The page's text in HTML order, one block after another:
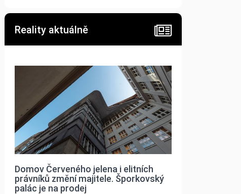
Reality aktuálně
Domov Červeného jelena i elitních
právníků změní majitele. Šporkovský
palác je na prodej